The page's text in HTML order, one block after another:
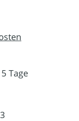
Tage